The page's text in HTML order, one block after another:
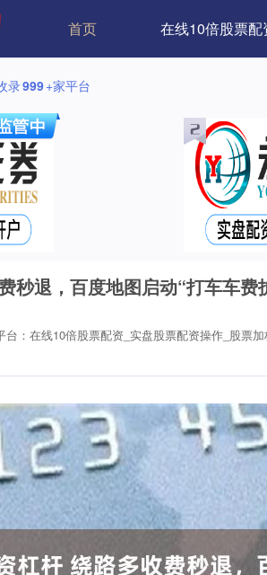
首页 在线10倍股票配
录999+家平台
秒退，百度地图启动“打车车费
台：在线10倍股票配资_实盘股票配资操作_股票